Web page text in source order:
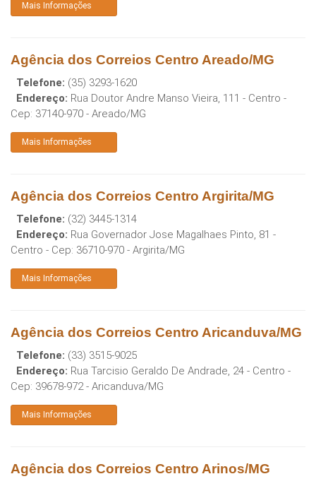
Mais Informações
Agência dos Correios Centro Areado/MG
Telefone: (35) 3293-1620
Endereço: Rua Doutor Andre Manso Vieira, 111 - Centro -
Cep: 37140-970 - Areado/MG
Mais Informações
Agência dos Correios Centro Argirita/MG
Telefone: (32) 3445-1314
Endereço: Rua Governador Jose Magalhaes Pinto, 81 -
Centro - Cep: 36710-970 - Argirita/MG
Mais Informações
Agência dos Correios Centro Aricanduva/MG
Telefone: (33) 3515-9025
Endereço: Rua Tarcisio Geraldo De Andrade, 24 - Centro -
Cep: 39678-972- Aricanduva/MG
Mais Informações
Agência dos Correios Centro Arinos/MG